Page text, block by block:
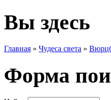
Вы здесь
Главная » Чудеса света »
Форма